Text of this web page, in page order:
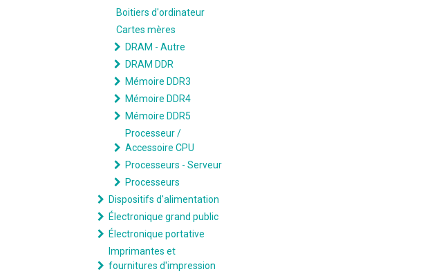
Boitiers d'ordinateur
Cartes mères
DRAM - Autre
DRAM DDR
Mémoire DDR3
Mémoire DDR4
Mémoire DDR5
Processeur /
Accessoire CPU
Processeurs - Serveur
Processeurs
Dispositifs d'alimentation
Électronique grand public
Électronique portative
Imprimantes et
fournitures d'impression